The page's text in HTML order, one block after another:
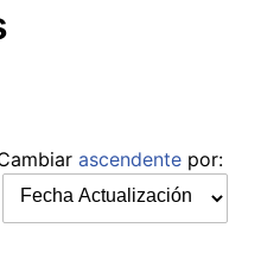
ascendente por: